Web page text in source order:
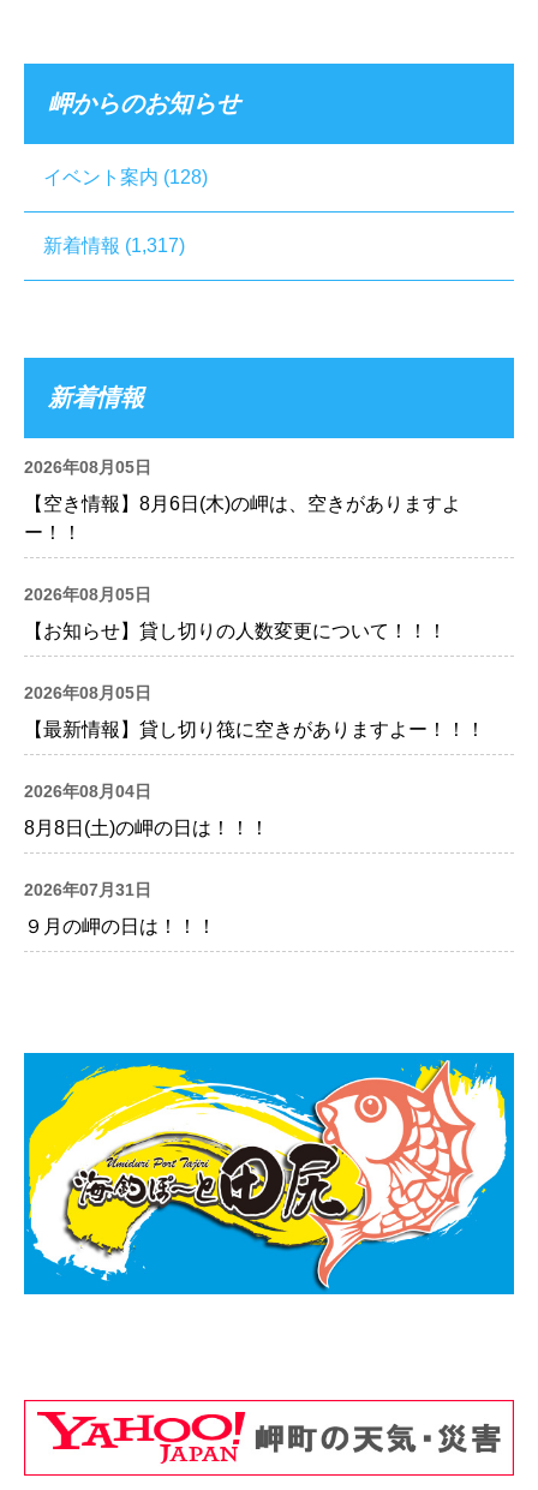
岬からのお知らせ
イベント案内 (128)
新着情報 (1,317)
新着情報
2026年08月05日
【空き情報】8月6日(木)の岬は、空きがありますよ
ー！！
2026年08月05日
【お知らせ】貸し切りの人数変更について！！！
2026年08月05日
【最新情報】貸し切り筏に空きがありますよー！！！
2026年08月04日
8月8日(土)の岬の日は！！！
2026年07月31日
９月の岬の日は！！！